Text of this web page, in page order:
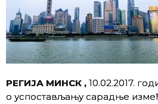
РЕГИЈА МИНСК , 10.02.2017.
о успостављању сарадње